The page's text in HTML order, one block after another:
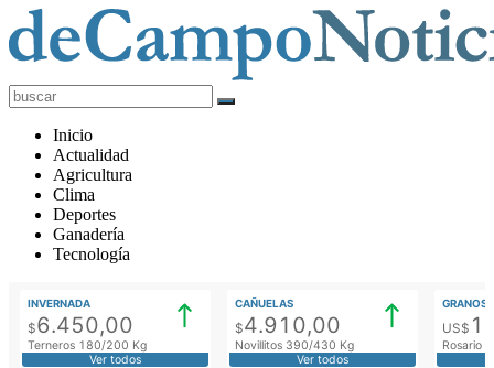
deCampoNoticias
Actualidad
Agropecuaria
Inicio
Actualidad
Agricultura
Clima
Deportes
Ganadería
Tecnología
INVERNADA
$6.450,00
Terneros 180/200 Kg
Ver todos
CAÑUELAS
$4.910,00
Novillitos 390/430 Kg
Ver todos
GRANOS
US$
Rosario